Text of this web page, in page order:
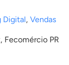
Digital, Vendas
Fecomércio PR